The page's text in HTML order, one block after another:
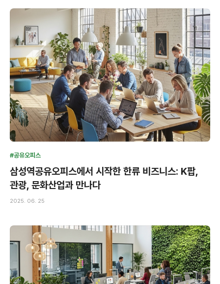
#공유오피스
삼성역공유오피스에서 시작한 한류 비즈니스: K팝,
관광, 문화산업과 만나다
2025. 06. 25